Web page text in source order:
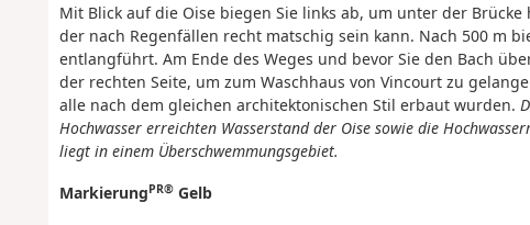
Mit Blick auf die Oise biegen Sie links ab, um unter der
der nach Regenfällen recht matschig sein kann. Nach 500 m
entlangführt. Am Ende des Weges und bevor Sie den Bach
der rechten Seite, um zum Waschhaus von Vincourt zu
alle nach dem gleichen architektonischen Stil erbaut wurden.
Hochwasser erreichten Wasserstand der Oise sowie die
liegt in einem Überschwemmungsgebiet.
MarkierungPR®Gelb